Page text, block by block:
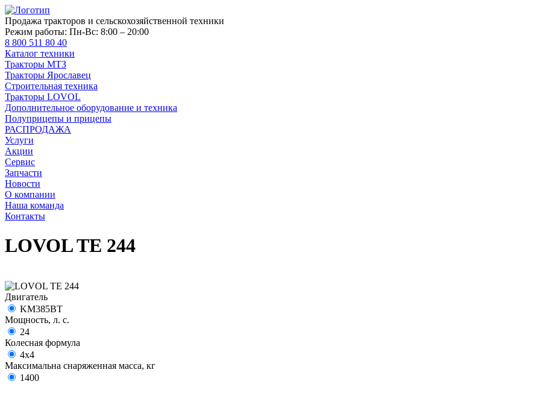
Продажа тракторов и сельскохозяйственной техники
Режим работы: Пн-Вс: 8:00 – 20:00
8 800 511 80 40
Каталог техники
Тракторы МТЗ
Тракторы Ярославец
Строительная техника
Тракторы LOVOL
Дополнительное оборудование и техника
Полуприцепы и прицепы
РАСПРОДАЖА
Услуги
Акции
Сервис
Запчасти
Новости
О компании
Наша команда
Контакты
LOVOL TE 244
Двигатель
KM385BT
Мощность, л. с.
24
Колесная формула
4х4
Максимальна снаряженная масса, кг
1400